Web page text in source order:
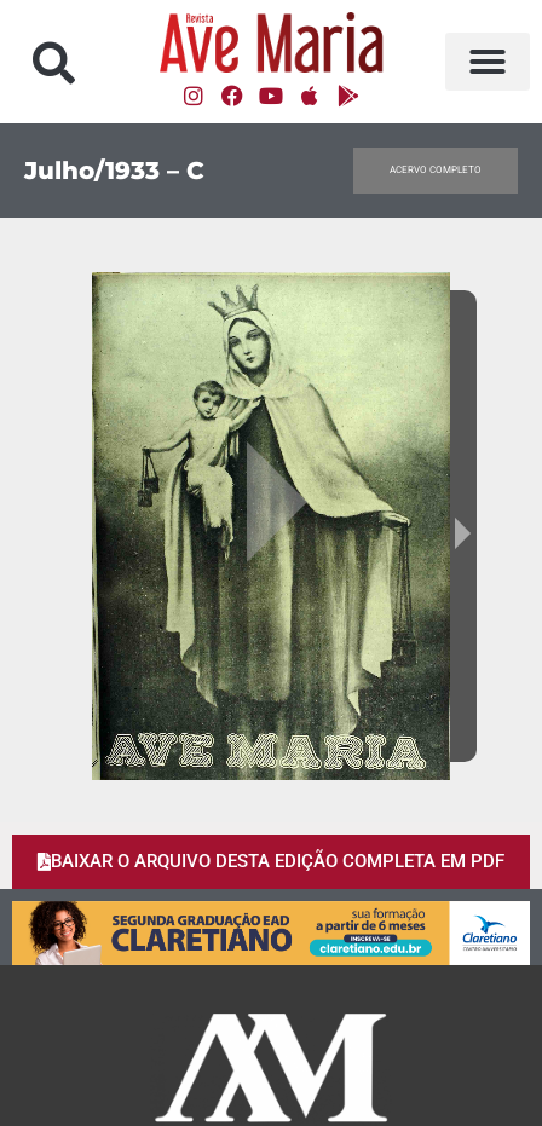
Julho/1933 – C ACERVO COMPLETO
BAIXAR O ARQUIVO DESTA EDIÇÃO COMPLETA EM PDF